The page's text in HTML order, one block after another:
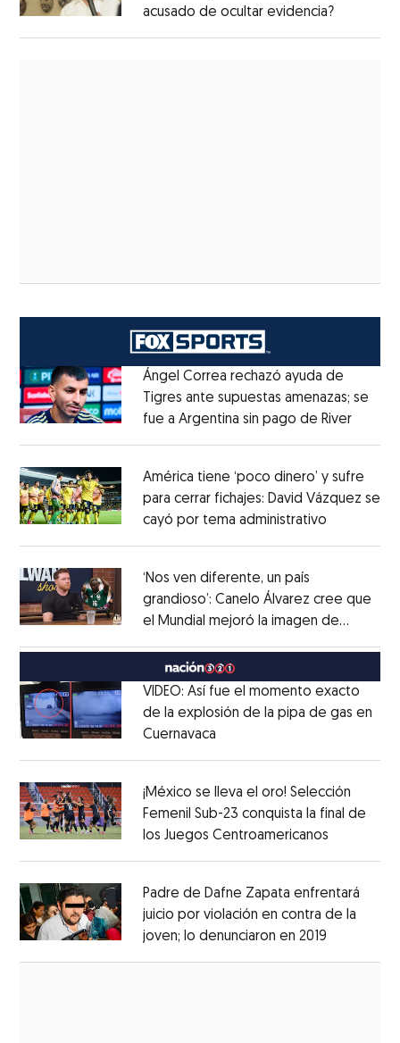
acusado de ocultar evidencia?
Ángel Correa rechazó ayuda de
Tigres ante supuestas amenazas; se
fue a Argentina sin pago de RiverOpens
América tiene ‘poco dinero’ y sufre
para cerrar fichajes: David Vázquez se
cayó por tema administrativo
‘Nos ven diferente, un país
grandioso’: Canelo Álvarez cree que
el Mundial mejoró la imagen de
MéxicoOpens in new window
VIDEO: Así fue el momento exacto
de la explosión de la pipa de gas en
Cuernavaca
¡México se lleva el oro! Selección
Femenil Sub-23 conquista la final de
los Juegos Centroamericanos
Padre de Dafne Zapata enfrentará
juicio por violación en contra de la
joven; lo denunciaron en 2019